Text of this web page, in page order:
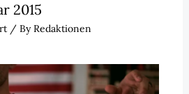
2015
/ ByRedaktionen